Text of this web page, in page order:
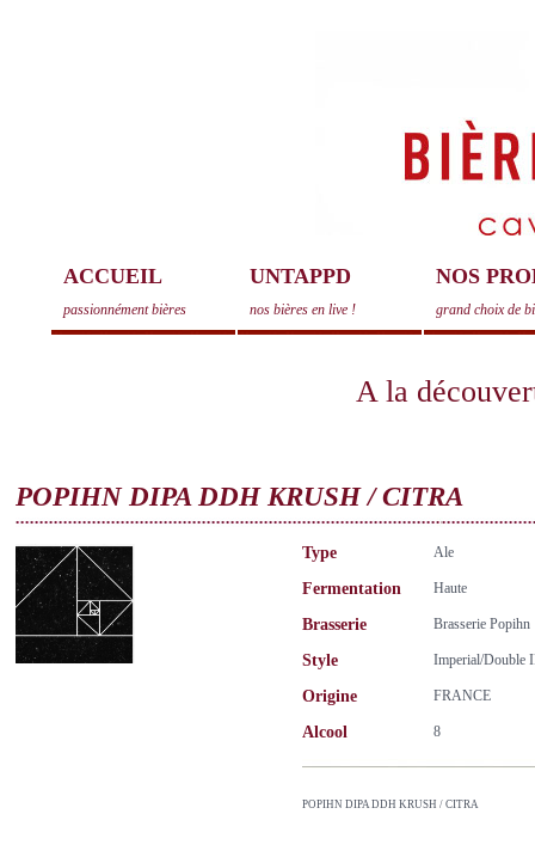
ACCUEIL
passionnément bières
UNTAPPD
nos bières en live !
NOS
grand choix de
A la
POPIHN DIPA DDH KRUSH / CITRA
Type Ale
Fermentation Haute
Brasserie Brasserie Popihn
Style Imperial/Double
Origine FRANCE
Alcool 8
POPIHN DIPA DDH KRUSH / CITRA